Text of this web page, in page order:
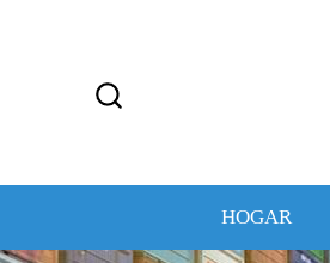
HOGAR